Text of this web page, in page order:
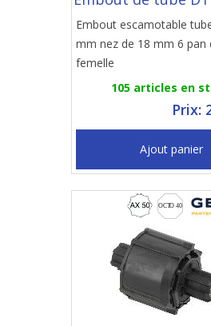
Embout escamotable
mm nez de 18 mm 6 pan
femelle
105 articles en
Prix:
Ajout panier